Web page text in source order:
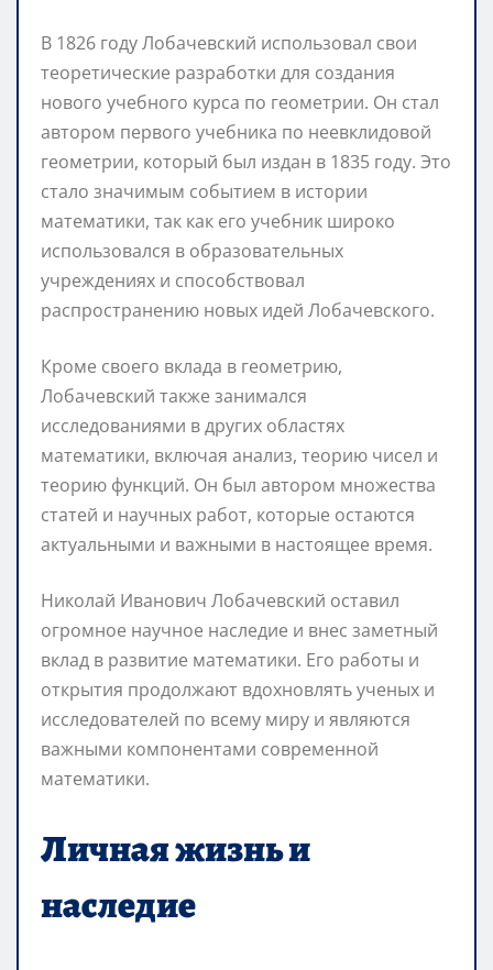
В 1826 году Лобачевский использовал свои
теоретические разработки для создания
нового учебного курса по геометрии. Он стал
автором первого учебника по неевклидовой
геометрии, который был издан в 1835 году. Это
стало значимым событием в истории
математики, так как его учебник широко
использовался в образовательных
учреждениях и способствовал
распространению новых идей Лобачевского.
Кроме своего вклада в геометрию,
Лобачевский также занимался
исследованиями в других областях
математики, включая анализ, теорию чисел и
теорию функций. Он был автором множества
статей и научных работ, которые остаются
актуальными и важными в настоящее время.
Николай Иванович Лобачевский оставил
огромное научное наследие и внес заметный
вклад в развитие математики. Его работы и
открытия продолжают вдохновлять ученых и
исследователей по всему миру и являются
важными компонентами современной
математики.
Личная жизнь и
наследие